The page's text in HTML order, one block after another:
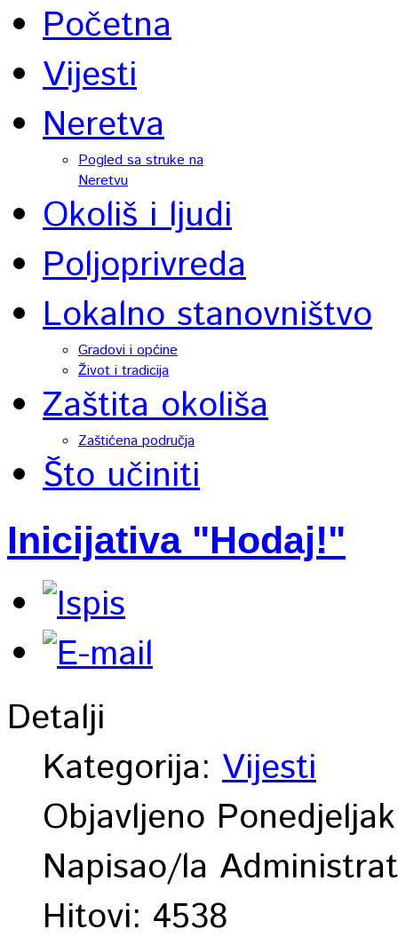
Početna
Vijesti
Neretva
Pogled sa struke na
Neretvu
Okoliš i ljudi
Poljoprivreda
Lokalno stanovništvo
Gradovi i općine
Život i tradicija
Zaštita okoliša
Zaštićena područja
Što učiniti
Inicijativa "Hodaj!"
Detalji
Kategorija: Vijesti
Objavljeno
Napisao/la
Hitovi: 4538